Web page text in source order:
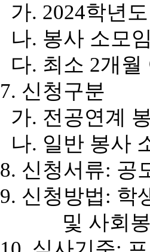
가. 2024학년
나. 봉사 소모임
다. 최소 2개월
7. 신청구분
가. 전공연계
나. 일반 봉사
8. 신청서류: 공
9. 신청방법: 학
및 사회